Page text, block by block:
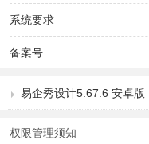
系统要求
备案号
易企秀设计5.67.6 安卓版
权限管理须知